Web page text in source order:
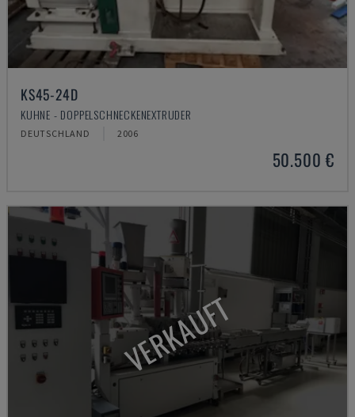
KS45-24D
KUHNE - DOPPELSCHNECKENEXTRUDER
DEUTSCHLAND 2006
50.500 €
VERKAUFT